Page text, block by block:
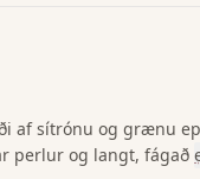
af sítrónu og grænu
perlur og langt, fágað